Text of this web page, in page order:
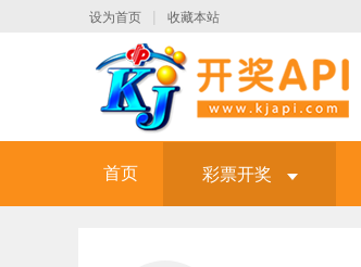
设为首页 | 收藏本站
首页 彩票开奖